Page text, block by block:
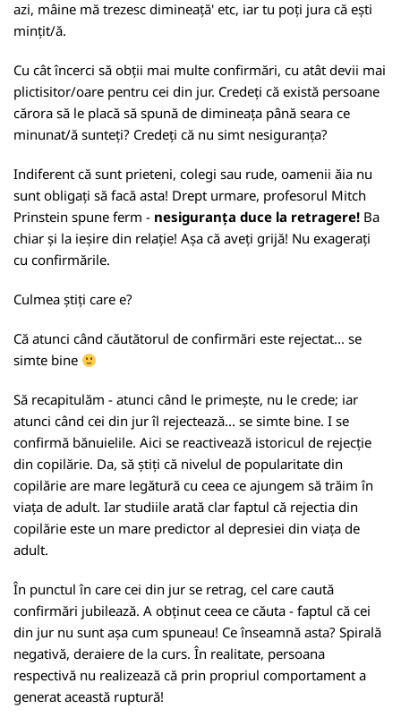
azi, mâine mă trezesc dimineață' etc, iar tu poți jura că ești
mințit/ă.
Cu cât încerci să obții mai multe confirmări, cu atât devii mai
plictisitor/oare pentru cei din jur. Credeți că există persoane
cărora să le placă să spună de dimineața până seara ce
minunat/ă sunteți? Credeți că nu simt nesiguranța?
Indiferent că sunt prieteni, colegi sau rude, oamenii ăia nu
sunt obligați să facă asta! Drept urmare, profesorul Mitch
Prinstein spune ferm - nesiguranța duce la retragere! Ba
chiar și la ieșire din relație! Așa că aveți grijă! Nu exagerați
cu confirmările.
Culmea știți care e?
Că atunci când căutătorul de confirmări este rejectat... se
simte bine
Să recapitulăm - atunci când le primește, nu le crede; iar
atunci când cei din jur îl rejectează... se simte bine. I se
confirmă bănuielile. Aici se reactivează istoricul de rejecție
din copilărie. Da, să știți că nivelul de popularitate din
copilărie are mare legătură cu ceea ce ajungem să trăim în
viața de adult. Iar studiile arată clar faptul că rejectia din
copilărie este un mare predictor al depresiei din viața de
adult.
În punctul în care cei din jur se retrag, cel care caută
confirmări jubilează. A obținut ceea ce căuta - faptul că cei
din jur nu sunt așa cum spuneau! Ce înseamnă asta? Spirală
negativă, deraiere de la curs. În realitate, persoana
respectivă nu realizează că prin propriul comportament a
generat această ruptură!